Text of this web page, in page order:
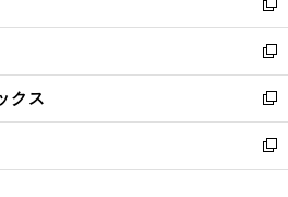
で
開
く
ド
ウ
で
開
く
ィ
ン
ド
ウ
で
開
く
い
ウ
ィ
ン
ド
ウ
で
開
新
し
い
ウ
ィ
ン
ド
ウ
新
し
い
ウ
ィ
ン
クス
新
し
い
ウ
新
し